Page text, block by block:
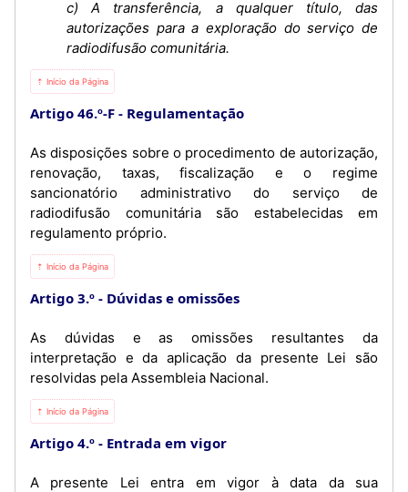
c) A transferência, a qualquer título, das
autorizações para a exploração do serviço de
radiodifusão comunitária.
⇡ Início da Página
Artigo 46.º-F Regulamentação
As disposições sobre o procedimento de autorização,
renovação, taxas, fiscalização e o regime
sancionatório administrativo do serviço de
radiodifusão comunitária são estabelecidas em
regulamento próprio.
⇡ Início da Página
Artigo 3.º Dúvidas e omissões
As dúvidas e as omissões resultantes da
interpretação e da aplicação da presente Lei são
resolvidas pela Assembleia Nacional.
⇡ Início da Página
Artigo 4.º Entrada em vigor
A presente Lei entra em vigor à data da sua